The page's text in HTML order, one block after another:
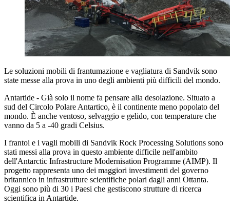
Le soluzioni mobili di frantumazione e vagliatura di Sandvik sono
state messe alla prova in uno degli ambienti più difficili del mondo.
Antartide - Già solo il nome fa pensare alla desolazione. Situato a
sud del Circolo Polare Antartico, è il continente meno popolato del
mondo. È anche ventoso, selvaggio e gelido, con temperature che
vanno da 5 a -40 gradi Celsius.
I frantoi e i vagli mobili di Sandvik Rock Processing Solutions sono
stati messi alla prova in questo ambiente difficile nell'ambito
dell'Antarctic Infrastructure Modernisation Programme (AIMP). Il
progetto rappresenta uno dei maggiori investimenti del governo
britannico in infrastrutture scientifiche polari dagli anni Ottanta.
Oggi sono più di 30 i Paesi che gestiscono strutture di ricerca
scientifica in Antartide.